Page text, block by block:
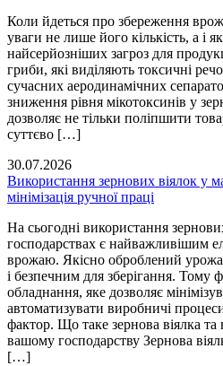
Коли йдеться про збереження
уваги не лише його кількість, а і
найсерйозніших загроз для
гриби, які виділяють токсичні
сучасних аеродинамічних
зниження рівня мікотоксинів у
дозволяє не тільки поліпшити
суттєво […]
30.07.2026
Використання зернових віялок у
мінімізація ручної праці
На сьогодні використання
господарствах є найважливішим
врожаю. Якісно оброблений
і безпечним для зберігання. Тому
обладнання, яке дозволяє
автоматизувати виробничі
фактор. Що таке зернова віялка та
вашому господарству Зернова
[…]